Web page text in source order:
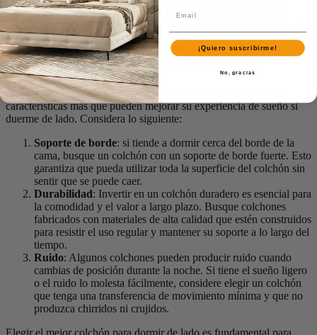
firmeza puede variar según su peso corporal y sus preferencias
personales, así que tómese el tiempo necesario para encontrar el que
más le convenga.
Características adicionales a considerar
Además del tipo de colchón y el nivel de firmeza, hay algunas
características más que pueden mejorar su experiencia de sueño si
duerme de lado. Considera lo siguiente:
Soporte de borde: si tiende a dormir cerca del borde de la
cama, busque un colchón con un soporte de borde fuerte. Esto
garantiza que pueda utilizar toda la superficie del colchón sin
sentir que se puede caer.
Durabilidad: Invertir en un colchón duradero es esencial para
la comodidad y el valor a largo plazo. Busque colchones
fabricados con materiales de alta calidad que estén construidos
para resistir el uso regular y mantener su soporte a lo largo del
tiempo.
Ruido: Algunos colchones pueden producir ruido cuando
cambias de posición durante la noche. Si tiene el sueño ligero
o el ruido lo molesta fácilmente, considere elegir un colchón
que tenga una transferencia de movimiento mínima y que no
produzca chirridos ni crujidos.
¡Quiero suscribirme!
No, gracias